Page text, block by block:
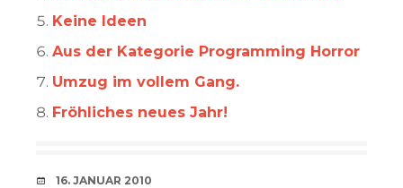
Keine Ideen
Aus der Kategorie Programming Horror
Umzug im vollem Gang.
Fröhliches neues Jahr!
VERABREDUNG
16. JANUAR 2010